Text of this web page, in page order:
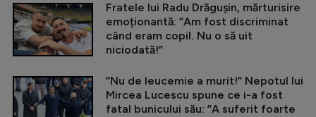
Fratele lui Radu Drăgușin, mărturisire
emoționantă: ”Am fost discriminat
când eram copil. Nu o să uit
niciodată!”
”Nu de leucemie a murit!” Nepotul lui
Mircea Lucescu spune ce i-a fost
fatal bunicului său: ”A suferit foarte